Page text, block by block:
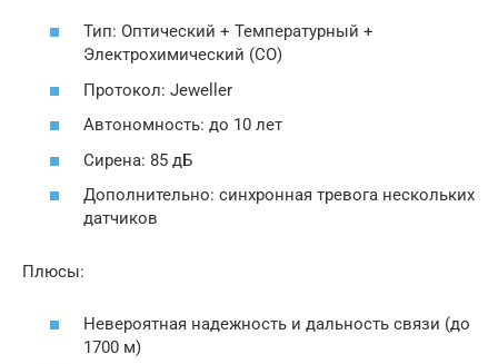
Тип: Оптический + Температурный +
Электрохимический (CO)
Протокол: Jeweller
Автономность: до 10 лет
Сирена: 85 дБ
Дополнительно: синхронная тревога нескольких
датчиков
Плюсы:
Невероятная надежность и дальность связи (до
1700 м)